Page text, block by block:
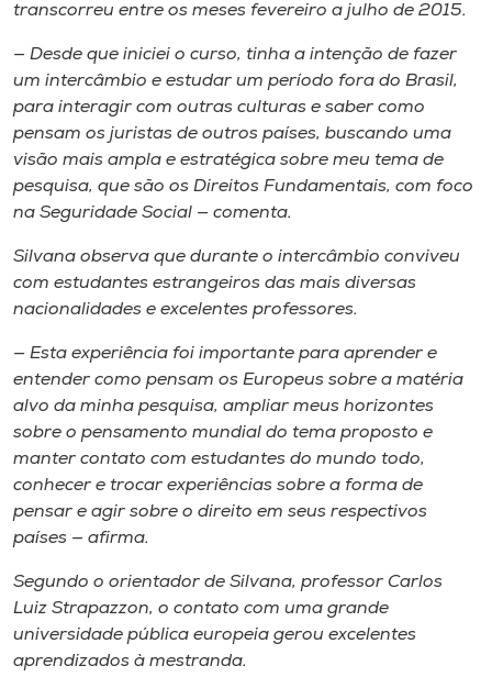
transcorreu entre os meses fevereiro a julho de 2015.
— Desde que iniciei o curso, tinha a intenção de fazer
um intercâmbio e estudar um período fora do Brasil,
para interagir com outras culturas e saber como
pensam os juristas de outros países, buscando uma
visão mais ampla e estratégica sobre meu tema de
pesquisa, que são os Direitos Fundamentais, com foco
na Seguridade Social — comenta.
Silvana observa que durante o intercâmbio conviveu
com estudantes estrangeiros das mais diversas
nacionalidades e excelentes professores.
— Esta experiência foi importante para aprender e
entender como pensam os Europeus sobre a matéria
alvo da minha pesquisa, ampliar meus horizontes
sobre o pensamento mundial do tema proposto e
manter contato com estudantes do mundo todo,
conhecer e trocar experiências sobre a forma de
pensar e agir sobre o direito em seus respectivos
países — afirma.
Segundo o orientador de Silvana, professor Carlos
Luiz Strapazzon, o contato com uma grande
universidade pública europeia gerou excelentes
aprendizados à mestranda.